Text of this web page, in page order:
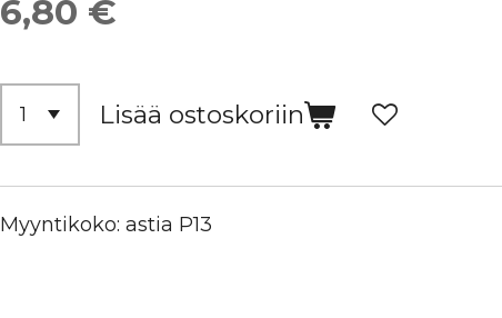
6,80 €
Lisää ostoskoriin
Myyntikoko: astia P13